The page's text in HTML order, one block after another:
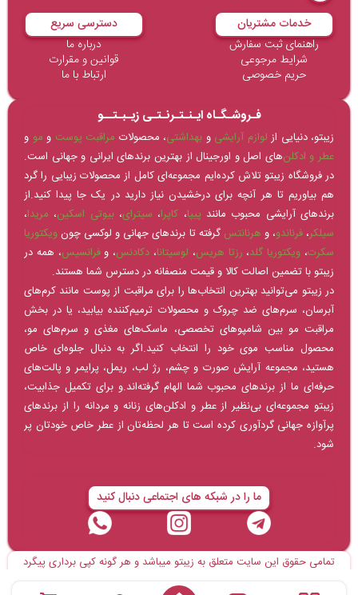
خدمات مشتریان
راهنمای ثبت سفارش
شرایط مرجوعی
حریم خصوصی
دسترسی سریع
درباره ما
قوانین و مقرارت
ارتباط با ما
فـروشـگـاه ایـنـتـرنـتـی زیـبـتــو
زیبتو، دنیایی از لوازم آرایشی و بهداشتی، محصولات مراقبت پوست و مو و
عطر و ادکلن‌های اصل و اورجینال از بهترین برندهای ایرانی و جهانی است.
در فروشگاه زیبتو تلاش کرده‌ایم مجموعه‌ای کامل از محصولات زیبایی را گرد
هم بیاوریم تا هر آنچه برای درخشیدن نیاز دارید در یک جا پیدا کنید.از
برندهای آرایشی محبوب مانند پیپا، کاپرا، سیترای،بیوتی اسکین، مریدا،
سیلکر،فرناندو، و هرنانتس گرفته تا برندهای جهانی و لوکسی چونویکتوریا
سکرت، ویکتوریا گلد، رزتا هریس، لوسیتانا، دکادنس، وفرانسیس، همه در
زیبتو با تضمین اصالت کالا و قیمت منصفانه در دسترس شما هستند.
در زیبتو می‌توانید بهترین انتخاب‌ها را برای مراقبت از پوست مانند کرم‌های
آبرسان، سرم‌های ضد چروک و محصولات ترمیم‌کننده بیابید، یا در بخش
مراقبت مو بین شامپوهای تخصصی، ماسک‌های مغذی و سرم‌های مو،
محصول مناسب موی خود را انتخاب کنید.اگر به دنبال جلوه‌ای خاص
هستید، مجموعه آرایش صورت و چشم، رژ لب، ریمل، پرایمر و پالت‌های
حرفه‌ای ما از برندهای محبوب شما الهام گرفته‌اند.و برای تکمیل جذابیت،
زیبتو مجموعه‌ای بی‌نظیر از عطر و ادکلن‌های زنانه و مردانه را از برندهای
پرآوازه جهانی گردآوری کرده است تا هر لحظه‌تان از عطر خاص خودتان پر
شود.
ما را در شبکه های اجتماعی دنبال کنید
تمامی حقوق این سایت متعلق به زیبتو میباشد و هر گونه کپی برداری پیگرد